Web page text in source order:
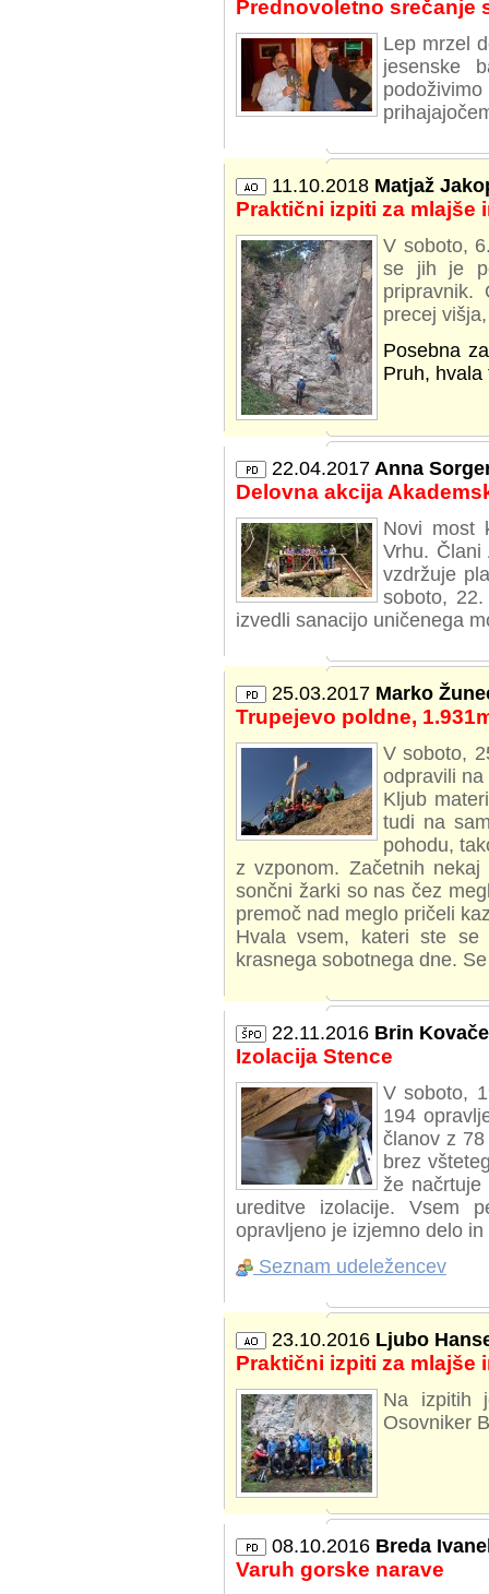
Prednovoletno srečanje
Lep mrzel
jesenske
11.10.2018 Matjaž
Praktični izpiti za mlajše
V soboto,
se jih je
pripravnik.
precej
Posebna
Pruh, hvala
22.04.2017 Anna
Delovna akcija
Novi most
Vrhu. Člani
vzdržuje
soboto,
izvedli sanacijo uničenega
25.03.2017 Marko
Trupejevo poldne,
V soboto,
odpravili
Kljub
tudi na
pohodu,
z vzponom. Začetnih
sončni žarki so nas čez
premoč nad meglo pričeli
Hvala vsem, kateri ste se
krasnega sobotnega dne.
22.11.2016 Brin
Izolacija Stence
V soboto,
194
članov z
brez
že načrtuje
ureditve izolacije. Vsem
opravljeno je izjemno delo
Seznam udeležencev
23.10.2016 Ljubo
Praktični izpiti za mlajše
Na izpitih
Osovniker
08.10.2016 Breda
Varuh gorske narave